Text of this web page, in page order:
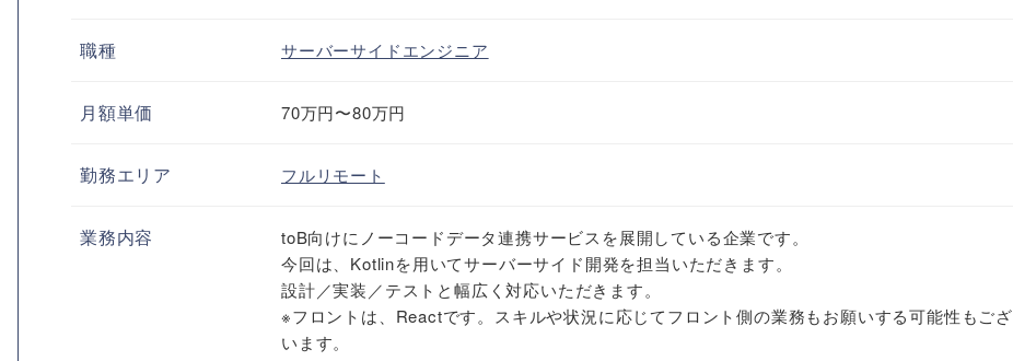
職種 サーバーサイドエンジニア
月額単価 70万円〜80万円
勤務エリア フルリモート
業務内容
toB向けにノーコードデータ連携サービスを展開している企業です。
今回は、Kotlinを用いてサーバーサイド開発を担当いただきます。
設計／実装／テストと幅広く対応いただきます。
※フロントは、Reactです。スキルや状況に応じてフロント側の業務もお願いする可能性もござ
います。